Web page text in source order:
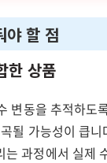
야 할 점
한 상품
변동을 추적하도
될 가능성이 큽니
는 과정에서 실제